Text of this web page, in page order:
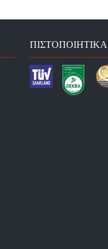
ΠΙΣΤΟΠΟΙΗΤΙΚΆ